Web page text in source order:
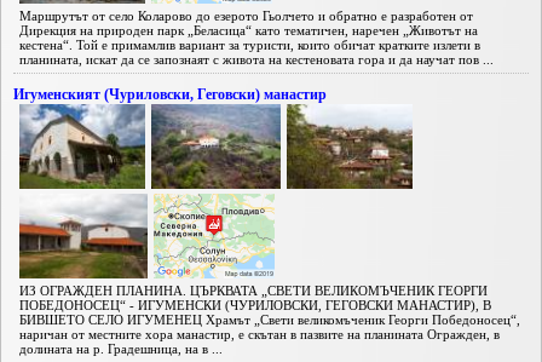
Маршрутът от село Коларово до езерото Гьолчето и обратно е разработен от
Дирекция на природен парк „Беласица“ като тематичен, наречен „Животът на
кестена“. Той е примамлив вариант за туристи, които обичат кратките излети в
планината, искат да се запознаят с живота на кестеновата гора и да научат пов ...
Игуменският (Чуриловски, Геговски) манастир
ИЗ ОГРАЖДЕН ПЛАНИНА. ЦЪРКВАТА „СВЕТИ ВЕЛИКОМЪЧЕНИК ГЕОРГИ
ПОБЕДОНОСЕЦ“ - ИГУМЕНСКИ (ЧУРИЛОВСКИ, ГЕГОВСКИ МАНАСТИР), В
БИВШЕТО СЕЛО ИГУМЕНЕЦ Храмът „Свети великомъченик Георги Победоносец“,
наричан от местните хора манастир, е скътан в пазвите на планината Огражден, в
долината на р. Градешница, на в ...